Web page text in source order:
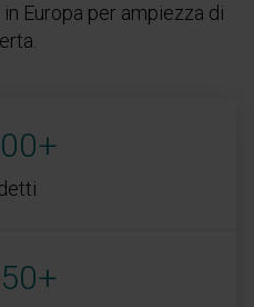
Europa per ampiezza di